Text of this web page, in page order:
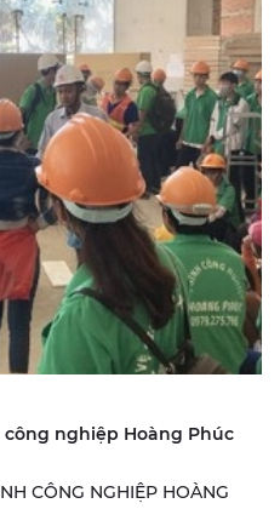
nghiệp Hoàng Phúc
CÔNG NGHIỆP HOÀNG